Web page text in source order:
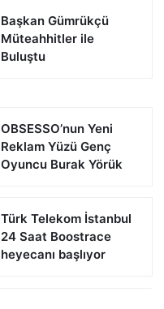
Başkan Gümrükçü
Müteahhitler ile
Buluştu
OBSESSO’nun Yeni
Reklam Yüzü Genç
Oyuncu Burak Yörük
Türk Telekom İstanbul
24 Saat Boostrace
heyecanı başlıyor